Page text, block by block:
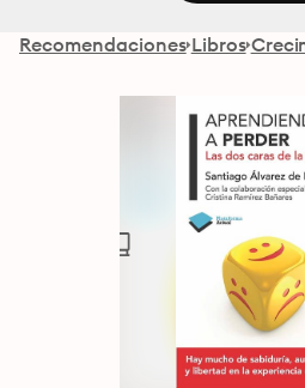
Recomendaciones Libros